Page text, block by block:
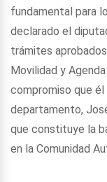
fundamental para
declarado el
trámites
Movilidad y
compromiso que
departamento,
que constituye la
en la Comunidad